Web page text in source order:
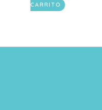
CARRITO